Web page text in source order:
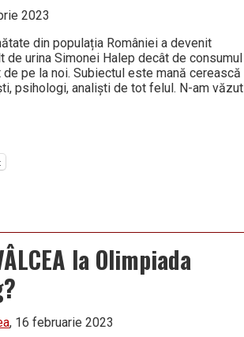
2023
din populația României a devenit
urina Simonei Halep decât de consumul
pe la noi. Subiectul este mană cerească
psihologi, analiști de tot felul. N-am văzut
la Olimpiada
, 16 februarie 2023